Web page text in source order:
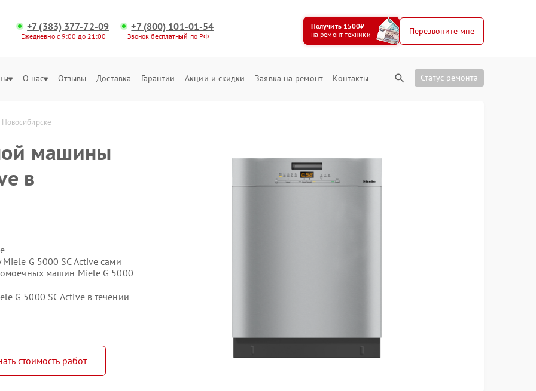
+7 (383) 377-72-09
Ежедневно с 9:00 до 21:00
+7 (800) 101-01-54
Звонок бесплатный по РФ
Получить 1500₽
на ремонт техники
Перезвоните мне
О нас Отзывы Доставка Гарантии Акции и скидки Заявка на ремонт Контакты Статус ремонта
машины
в
G 5000 SC Active сами
машин Miele G 5000
G 5000 SC Active в течении
стоимость работ